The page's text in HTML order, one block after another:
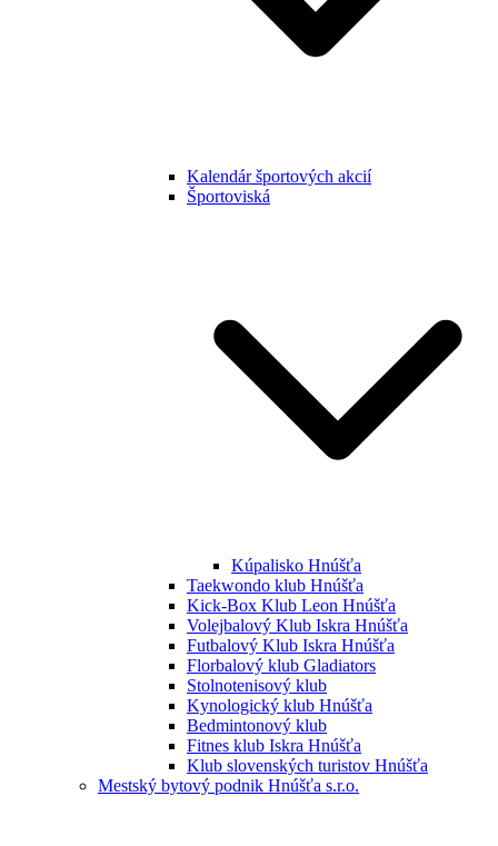
Kalendár športových akcií
Športoviská
Kúpalisko Hnúšťa
Taekwondo klub Hnúšťa
Kick-Box Klub Leon Hnúšťa
Volejbalový Klub Iskra Hnúšťa
Futbalový Klub Iskra Hnúšťa
Florbalový klub Gladiators
Stolnotenisový klub
Kynologický klub Hnúšťa
Bedmintonový klub
Fitnes klub Iskra Hnúšťa
Klub slovenských turistov Hnúšťa
Mestský bytový podnik Hnúšťa s.r.o.